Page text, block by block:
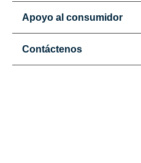
Apoyo al consumidor
Contáctenos